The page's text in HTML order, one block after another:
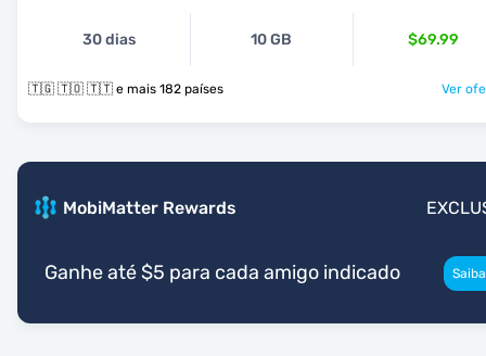
30 dias 10 GB $69.99
🇹🇬 🇹🇴 🇹🇹 e mais 182 países Ver
MobiMatter Rewards
Ganhe até $5 para cada amigo indicado